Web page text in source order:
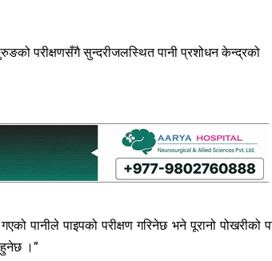
परीक्षणसँगै सुन्दरीजलस्थित पानी प्रशोधन केन्द्रको
पानीले पाइपको परीक्षण गरिनेछ भने पूरानो पोखरीको
हुनेछ ।”